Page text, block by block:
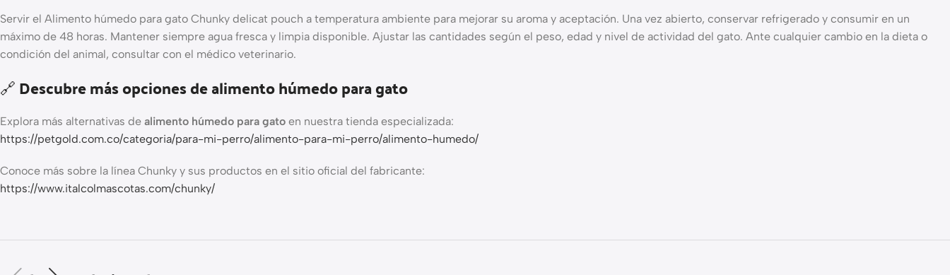
Servir el Alimento húmedo para gato Chunky delicat pouch a temperatura ambiente para mejorar su aroma y aceptación. Una vez abierto, conservar refrigerado y consumir en un
máximo de 48 horas. Mantener siempre agua fresca y limpia disponible. Ajustar las cantidades según el peso, edad y nivel de actividad del gato. Ante cualquier cambio en la dieta o
condición del animal, consultar con el médico veterinario.
🔗 Descubre más opciones de alimento húmedo para gato
Explora más alternativas de alimento húmedo para gato en nuestra tienda especializada:
https://petgold.com.co/categoria/para-mi-perro/alimento-para-mi-perro/alimento-humedo/
Conoce más sobre la línea Chunky y sus productos en el sitio oficial del fabricante:
https://www.italcolmascotas.com/chunky/